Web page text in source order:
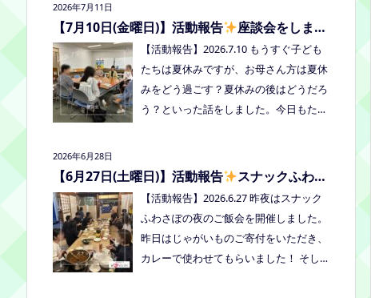
orms.gle/Vhs62HxfDKduZMeV8 ●ひだ
まりねっと座談会(北村がゲストスピー
カーで参加します) 場所：つむぎ高梁
（高梁市横町1072-1） 日時：令和8年8
月18日(火)10時00分～11時30分終了（予
場所：LIVE STATION AIZ(倉敷市玉島阿賀
崎2-3-55) 内容：音楽あり、ゲームあ
り、食べ物ありの多世代交流夏祭りで
す。
お近くの方はぜひお越しくださいね！
2026年7月11日
【7月10日(金曜日)】活動報告
座談会をしまし
た
【活動報告】2026.7.10 もうすぐ子ども
たちは夏休みですが、お母さん方は夏休
みをどう過ごす？夏休みの後はどうだろ
う？といった話をしました。今日もたく
しますので、ご希望の方がおられました
2026年6月28日
【6月27日(土曜日)】活動報告
スナックふわさ
ぽの夜のご飯会を開催しました【活動報告】2026.6.27 昨夜はスナック
ふわさぽの夜のご飯会を開催しました。
昨日はじゃがいものご寄付をいただき、
カレーで使わせてもらいました！ そし